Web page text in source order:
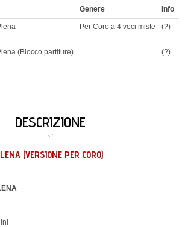
Genere Info
Per Coro a 4 voci miste (?)
(Blocco partiture) (?)
DESCRIZIONE
(VERSIONE PER CORO)